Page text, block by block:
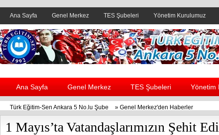
Ana Sayfa Genel Merkez TES Şubeleri Yönetim Kurulumuz
Header yanı reklam alanı
Ana Sayfa Genel Merkez TES Şubeleri Yönetim
Türk Eğitim-Sen Ankara 5 No.lu Şube » Genel Merkez'den Haberler
1 Mayıs’ta Vatandaşlarımızın Şehit